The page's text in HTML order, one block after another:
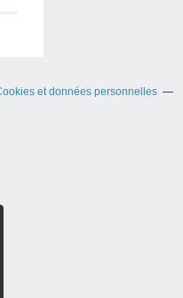
et données personnelles